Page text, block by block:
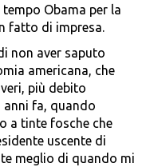
Obama per la
fatto di impresa.
non aver saputo
americana, che
più debito
fa, quando
a tinte fosche che
uscente di
meglio di quando mi